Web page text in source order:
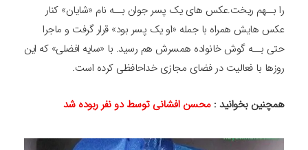
را بــهم ریخت.عکس های یک پسر جوان بــه نام «شایان» کنار
عکس هایش همراه با جمله «او یک پسر بود» قرار گرفت و ماجرا
حتی بــه گوش خانواده همسرش هم رسید. با «سایه افضلی» که این
روزها با فعالیت در فضای مجازی خداحافظی کرده است.
همچنین بخوانید :محسن افشانی توسط دو نفر ربوده شد